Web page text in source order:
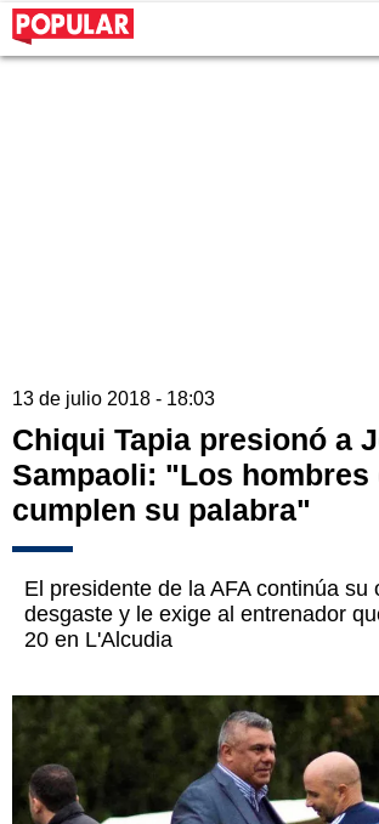
13 de julio 2018 - 18:03
Chiqui Tapia presionó a
Sampaoli: "Los hombres
cumplen su palabra"
El presidente de la AFA continúa su
desgaste y le exige al entrenador
20 en L'Alcudia